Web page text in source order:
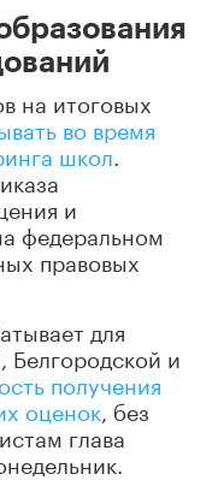
на итоговых
во время
школ
и
федеральном
правовых
для
Белгородской и
получения
оценок , без
глава